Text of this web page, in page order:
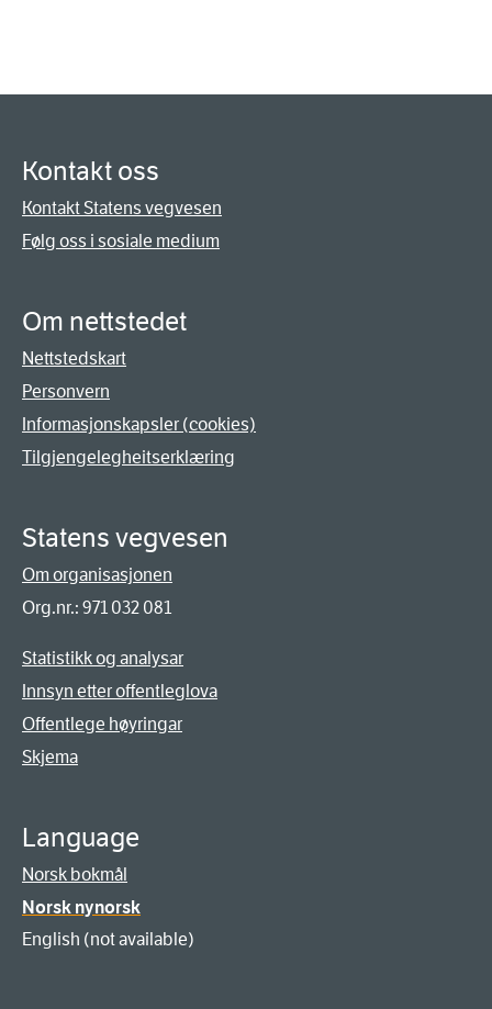
Kontakt oss
Kontakt Statens vegvesen
Følg oss i sosiale medium
Om nettstedet
Nettstedskart
Personvern
Informasjonskapsler (cookies)
Tilgjengelegheitserklæring
Statens vegvesen
Om organisasjonen
Org.nr.: 971 032 081
Statistikk og analysar
Innsyn etter offentleglova
Offentlege høyringar
Skjema
Language
Norsk bokmål
Norsk nynorsk
English (not available)